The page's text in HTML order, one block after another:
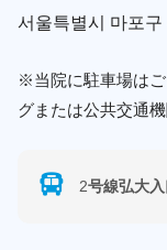
서울특별시 마포
※当院に駐車場は
グまたは公共交通
2号線弘大